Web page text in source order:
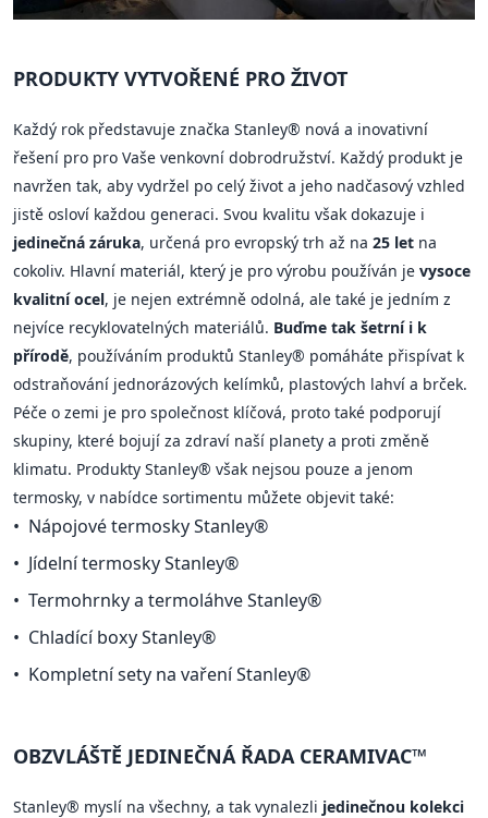
PRODUKTY VYTVOŘENÉ PRO ŽIVOT
Každý rok představuje značka Stanley® nová a inovativní
řešení pro pro Vaše venkovní dobrodružství. Každý produkt je
navržen tak, aby vydržel po celý život a jeho nadčasový vzhled
jistě osloví každou generaci. Svou kvalitu však dokazuje i
jedinečná záruka, určená pro evropský trh až na 25 let na
cokoliv. Hlavní materiál, který je pro výrobu používán je vysoce
kvalitní ocel, je nejen extrémně odolná, ale také je jedním z
nejvíce recyklovatelných materiálů. Buďme tak šetrní i k
přírodě, používáním produktů Stanley® pomáháte přispívat k
odstraňování jednorázových kelímků, plastových lahví a brček.
Péče o zemi je pro společnost klíčová, proto také podporují
skupiny, které bojují za zdraví naší planety a proti změně
klimatu. Produkty Stanley® však nejsou pouze a jenom
termosky, v nabídce sortimentu můžete objevit také:
Nápojové termosky Stanley®
Jídelní termosky Stanley®
Termohrnky a termoláhve Stanley®
Chladící boxy Stanley®
Kompletní sety na vaření Stanley®
OBZVLÁŠTĚ JEDINEČNÁ ŘADA CERAMIVAC™
Stanley® myslí na všechny, a tak vynalezli jedinečnou kolekci